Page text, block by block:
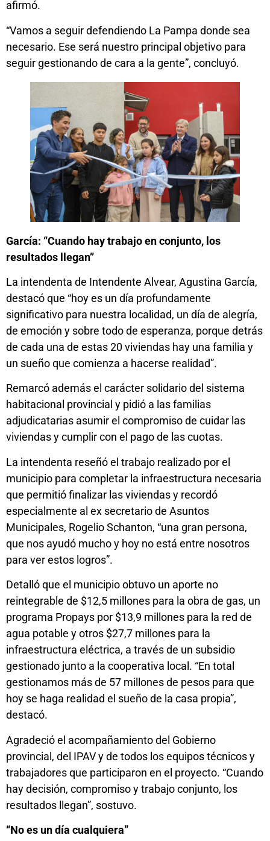
afirmó.
“Vamos a seguir defendiendo La Pampa donde sea
necesario. Ese será nuestro principal objetivo para
seguir gestionando de cara a la gente”, concluyó.
García: “Cuando hay trabajo en conjunto, los
resultados llegan”
La intendenta de Intendente Alvear, Agustina García,
destacó que “hoy es un día profundamente
significativo para nuestra localidad, un día de alegría,
de emoción y sobre todo de esperanza, porque detrás
de cada una de estas 20 viviendas hay una familia y
un sueño que comienza a hacerse realidad”.
Remarcó además el carácter solidario del sistema
habitacional provincial y pidió a las familias
adjudicatarias asumir el compromiso de cuidar las
viviendas y cumplir con el pago de las cuotas.
La intendenta reseñó el trabajo realizado por el
municipio para completar la infraestructura necesaria
que permitió finalizar las viviendas y recordó
especialmente al ex secretario de Asuntos
Municipales, Rogelio Schanton, “una gran persona,
que nos ayudó mucho y hoy no está entre nosotros
para ver estos logros”.
Detalló que el municipio obtuvo un aporte no
reintegrable de $12,5 millones para la obra de gas, un
programa Propays por $13,9 millones para la red de
agua potable y otros $27,7 millones para la
infraestructura eléctrica, a través de un subsidio
gestionado junto a la cooperativa local. “En total
gestionamos más de 57 millones de pesos para que
hoy se haga realidad el sueño de la casa propia”,
destacó.
Agradeció el acompañamiento del Gobierno
provincial, del IPAV y de todos los equipos técnicos y
trabajadores que participaron en el proyecto. “Cuando
hay decisión, compromiso y trabajo conjunto, los
resultados llegan”, sostuvo.
“No es un día cualquiera”